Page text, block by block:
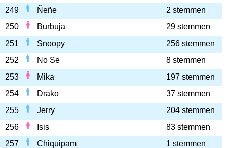
249
Ñeñe
2 stemmen
250
Burbuja
29 stemmen
251
Snoopy
256 stemmen
252
No Se
8 stemmen
253
Mika
197 stemmen
254
Drako
37 stemmen
255
Jerry
204 stemmen
256
Isis
83 stemmen
257
Chiquipam
1 stemmen